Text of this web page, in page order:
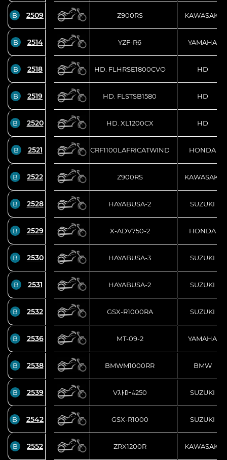
B 2509 Z900RS KAWASAKI
B 2514 YZF-R6 YAMAHA
B 2518 HD. FLHRSE1800CVO HD
B 2519 HD. FLSTSB1580 HD
B 2520 HD. XL1200CX HD
B 2521 CRF1100LAFRICATWIND HONDA
B 2522 Z900RS KAWASAKI
B 2528 HAYABUSA-2 SUZUKI
B 2529 X-ADV750-2 HONDA
B 2530 HAYABUSA-3 SUZUKI
B 2531 HAYABUSA-2 SUZUKI
B 2532 GSX-R1000RA SUZUKI
B 2536 MT-09-2 YAMAHA
B 2538 BMWM1000RR BMW
B 2539 Vｽﾄﾛｰﾑ250 SUZUKI
B 2542 GSX-R1000 SUZUKI
B 2552 ZRX1200R KAWASAKI